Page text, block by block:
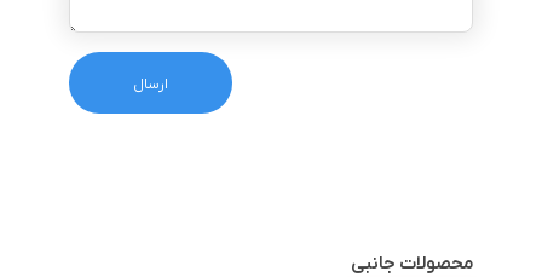
محصولات جانبی